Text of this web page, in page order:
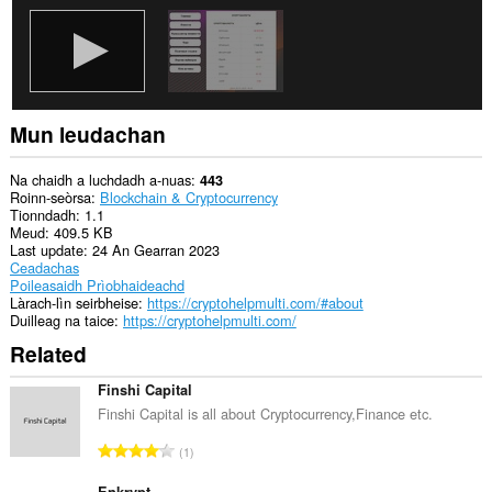
bhrabhsaicheas
Mun leudachan
Na chaidh a luchdadh a-nuas 443
Roinn-seòrsa Blockchain & Cryptocurrency
Tionndadh 1.1
Meud 409.5 KB
Last update 24 An Gearran 2023
Ceadachas
Poileasaidh Prìobhaideachd
Làrach-lìn seirbheise https://cryptohelpmulti.com/#about
Duilleag na taice https://cryptohelpmulti.com/
Related
Finshi Capital
Finshi Capital is all about Cryptocurrency,Finance etc.
R1